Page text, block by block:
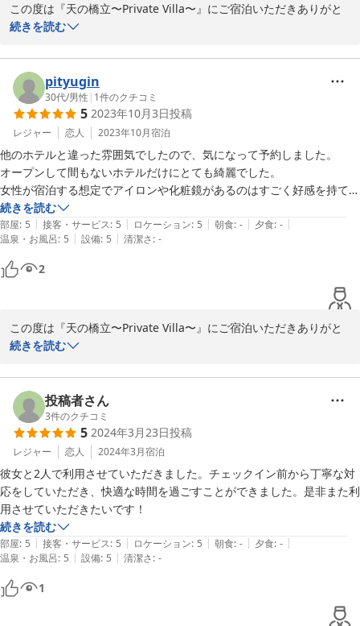
この度は『天の橋立〜Private Villa〜』にご宿泊いただきありがと
うございました。
プールは小さなお子様にもお楽しみいただけるように、５０cmと
１００cmの２種類の水深となっております。
引き続きご愛顧のほどよろしくお願いいたします。
2023-10-17
続きを読む
pityugin
30代/男性 | 1件のクチコミ
5 2023年10月3日投稿
レジャー 恋人 2023年10月宿泊
他のホテルと違った雰囲気でしたので、気になって予約しました。
オープンして間もないホテルだけにとても綺麗でした。
女性が宿泊する想定でアイロンや化粧鏡があるのはすごく好感を持てま
した。
海がホテルの前に広がっており日々の疲れが癒されました。
大阪から来ましたが、残暑が続くなか涼しく快適に過ごせる所もgood!!
店員さんもとても良い人柄でまた来たいと思いました！
魚が評判の地域と聴きましたので、次回は釣りチャレンジしたいと思い
続きを読む
部屋: 5 | 接客・サービス: 5 | ロケーション: 5 | 朝食: - | 夕食: - |
温泉・お風呂: 5 | 設備: 5 | 清潔さ: -
2
この度は『天の橋立〜Private Villa〜』にご宿泊いただきありがと
うございました。
用ください！
2023-10-03
続きを読む
投稿者さん
3件のクチコミ
5 2024年3月23日投稿
レジャー 恋人 2024年3月宿泊
彼女と2人で利用させていただきました。チェックイン前から丁寧な対
応をしていただき、快適な時間を過ごすことができました。是非また利
用させていただきたいです！
続きを読む
部屋: 5 | 接客・サービス: 5 | ロケーション: 5 | 朝食: - | 夕食: - |
温泉・お風呂: 5 | 設備: 5 | 清潔さ: -
1